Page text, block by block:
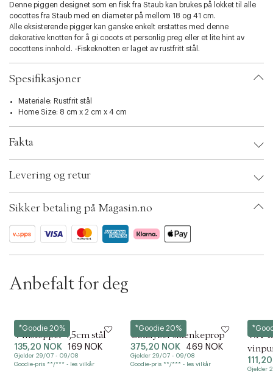
a
r
i
a
t
i
o
n
l
e
t
i
n
Denne piggen designet som en fisk fra Staub kan brukes på lokket til alle
cocottes fra Staub med en diameter på mellom 18 og 41 cm.
Alle eksisterende pigger kan ganske enkelt erstattes med denne
dekorative knotten for å gi cocots et personlig preg eller et lite hint av
cocottens innhold. -Fiskeknotten er laget av rustfritt stål.
Spesifikasjoner
Materiale: Rustfrit stål
Home Size: 8 cm x 2 cm x 4 cm
Fakta
EAN: 3272341901057
ID: BKSU12-0008
Levering og retur
Sikker betaling på Magasin.no
Anbefalt for deg
*Goodie 20%
CILIO
Vinstopper 4,5cm stål
135,20 NOK 169 NOK
Gjelder 29/07 - 09/08
Goodie-pris **/*** - les vilkår
*Goodie 20%
Eva Solo
Catalyzer skænkeprop
375,20 NOK 469 NOK
Gjelder 29/07 - 09/08
Goodie-pris **/*** - les vilkår
Le
WA-
Gjelder